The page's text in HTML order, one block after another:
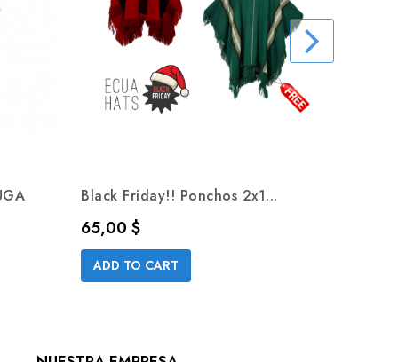
Black Friday!! Ponchos 2x1...
Precio
65,00 $
ADD TO CART